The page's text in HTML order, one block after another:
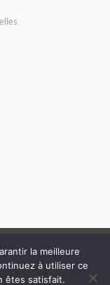
la meilleure
à utiliser ce
êtes satisfait.